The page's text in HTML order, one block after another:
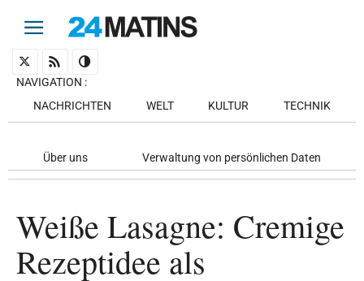
NAVIGATION :
NACHRICHTEN
WELT KULTUR TECHNIK
Über uns Verwaltung von persönlichen Daten
Weiße Lasagne: Cremige
Rezeptidee als